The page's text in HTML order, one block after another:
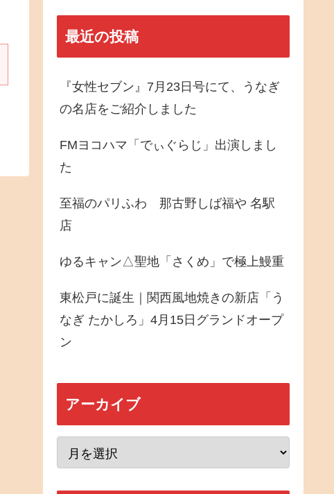
最近の投稿
『女性セブン』7月23日号にて、うなぎ
の名店をご紹介しました
FMヨコハマ「でぃぐらじ」出演しまし
た
至福のパリふわ 那古野しば福や 名駅
店
ゆるキャン△聖地「さくめ」で極上鰻重
東松戸に誕生｜関西風地焼きの新店「う
なぎ たかしろ」4月15日グランドオープ
ン
アーカイブ